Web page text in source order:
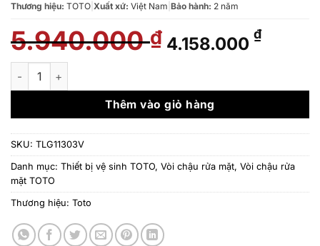
Thương hiệu: TOTO Xuất xứ: Việt Nam Bảo hành: 2 năm
5.940.000₫ Giá
gốc
5.940.000 ₫.
4.158.000 ₫Giá
là:
Vòi chậu rửa mặt TOTO TLG11303V số lượng
Thêm vào giỏ hàng
SKU: TLG11303V
Danh mục: Thiết bị vệ sinh TOTO, Vòi chậu rửa mặt, Vòi chậu rửa
mặt TOTO
Thương hiệu: Toto